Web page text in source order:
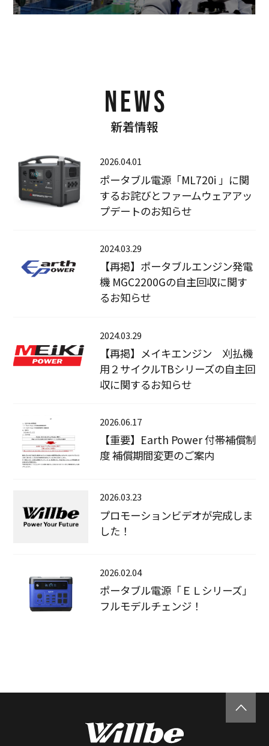
NEWS
新着情報
2026.04.01
ポータブル電源「ML720i 」に関
するお詫びとファームウェアアッ
プデートのお知らせ
2024.03.29
【再掲】ポータブルエンジン発電
機 MGC2200Gの自主回収に関す
るお知らせ
2024.03.29
【再掲】メイキエンジン 刈払機
用２サイクルTBシリーズの自主回
収に関するお知らせ
2026.06.17
【重要】Earth Power 付帯補償制
度 補償期間変更のご案内
2026.03.23
プロモーションビデオが完成しま
した！
2026.02.04
ポータブル電源「ＥＬシリーズ」
フルモデルチェンジ！